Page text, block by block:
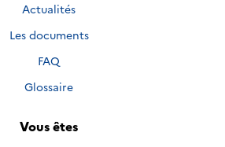
Actualités
Les documents
FAQ
Glossaire
Vous êtes